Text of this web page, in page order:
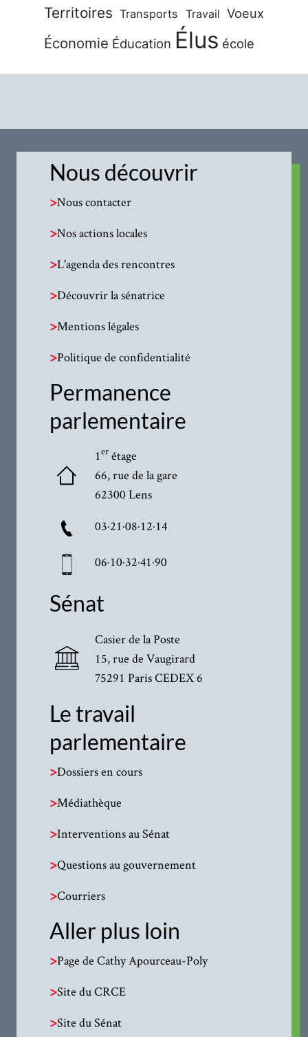
Territoires Transports Travail Voeux
Économie Éducation Élus école
Nous découvrir
>Nous contacter
>Nos actions locales
>L'agenda des rencontres
>Découvrir la sénatrice
>Mentions légales
>Politique de confidentialité
Permanence
parlementaire
1erétage
66, rue de la gare
62300 Lens
03·21·08·12·14
06·10·32·41·90
Sénat
Casier de la Poste
15, rue de Vaugirard
75291 Paris CEDEX 6
Le travail
parlementaire
>Dossiers en cours
>Médiathèque
>Interventions au Sénat
>Questions au gouvernement
>Courriers
Aller plus loin
>Page de Cathy Apourceau-Poly
>Site du CRCE
>Site du Sénat